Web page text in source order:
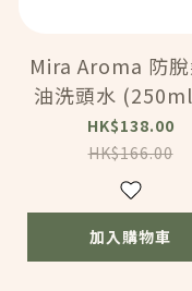
Mira Aroma 防
油洗頭水
MA096)
HK$138.00
HK$166.00
加入購物車